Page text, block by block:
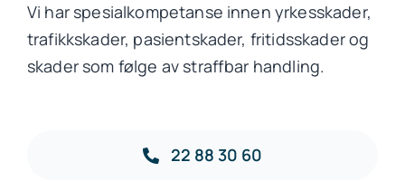
Vi har spesialkompetanse innen yrkesskader,
trafikkskader, pasientskader, fritidsskader og
skader som følge av straffbar handling.
22 88 30 60